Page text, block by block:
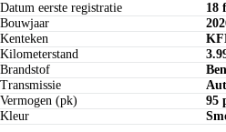
Datum eerste registratie
18
Bouwjaar
Kenteken
Kilometerstand
Brandstof
Transmissie
Vermogen (pk)
95
Kleur